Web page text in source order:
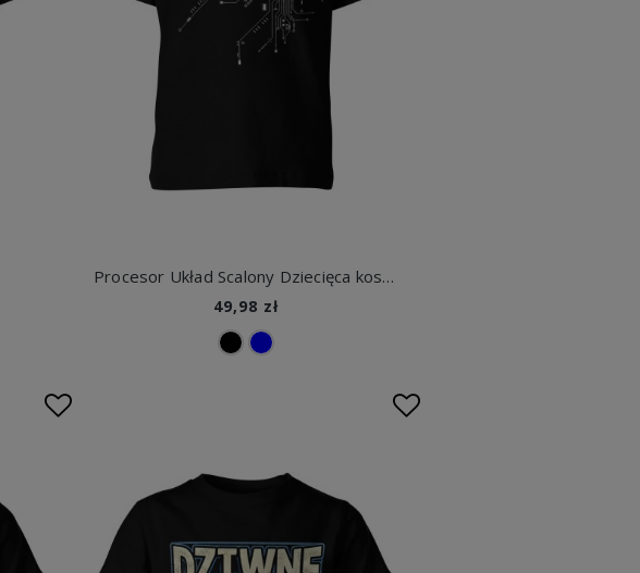
Procesor Układ Scalony Dziecięca koszulka
49,98 zł